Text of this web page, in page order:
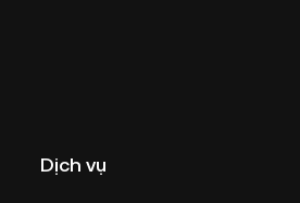
Dịch vụ